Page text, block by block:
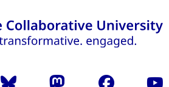
Bluesky Mastodon Facebook